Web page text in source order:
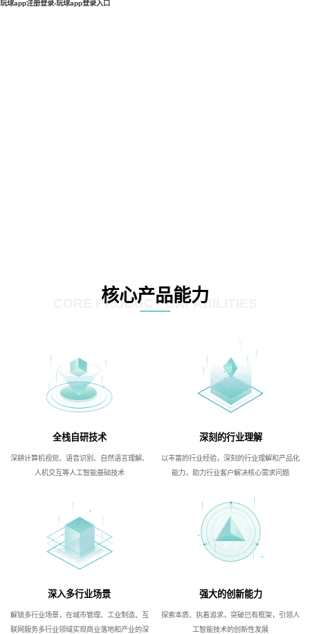
玩球app注册登录-玩球app登录入口
核心产品能力
CORE PRODUCT CAPABILITIES
全栈自研技术
深耕计算机视觉、语音识别、自然语言理解、
人机交互等人工智能基础技术
深刻的行业理解
以丰富的行业经验，深刻的行业理解和产品化
能力，助力行业客户解决核心需求问题
深入多行业场景
解锁多行业场景，在城市管理、工业制造、互
联网服务多行业领域实现商业落地和产业的深
强大的创新能力
探索本质、执着追求，突破已有框架，引领人
工智能技术的创新性发展